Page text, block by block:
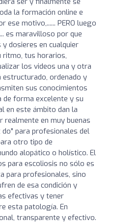
la formación online e
ese motivo,...... PERO luego
es maravilloso por que
dosieres en cualquier
tus horarios,
los videos una y otra
estructurado, ordenado y
sus conocimientos
de forma excelente y su
en este ámbito dan la
realmente en muy buenas
para profesionales del
otro tipo de
alopático o holístico. El
para escoliosis no sólo es
para profesionales, sino
de esa condición y
efectivas y tener
esta patología. En
transparente y efectivo.